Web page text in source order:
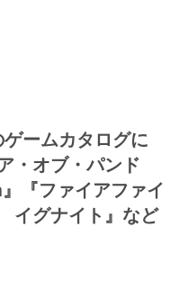
ームカタログに
・オブ・パンド
『ファイアファイ
イグナイト』など